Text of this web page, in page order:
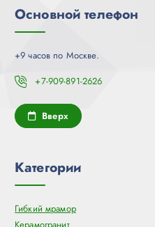
Основной телефон
+9 часов по Москве.
+7-909-891-2626
Вверх
Категории
Гибкий мрамор